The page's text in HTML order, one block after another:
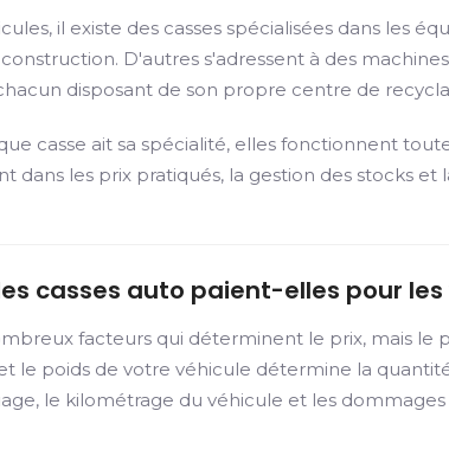
il existe des casses spécialisées dans les
D'autres s'adressent à des
disposant de son propre centre de
casse ait sa spécialité, elles fonctionnent
dans les prix pratiqués, la gestion des stocks et
casses auto paient-elles pour
facteurs qui déterminent le prix, mais
le poids de votre véhicule détermine la
le kilométrage du véhicule et les